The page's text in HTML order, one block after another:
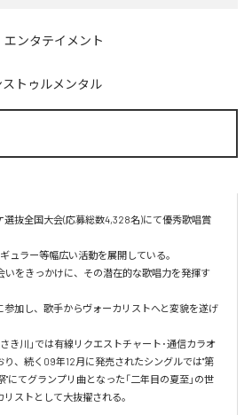
ンタテイメント
ストゥルメンタル
選抜全国大会(応募総数4,328名)にて優秀歌唱賞
ュラー等幅広い活動を展開している。
いをきっかけに、その潜在的な歌唱力を発揮す
参加し、歌手からヴォーカリストへと変貌を遂げ
き川」では有線リクエストチャート･通信カラオ
、続く09年12月に発売されたシングルでは"第
にてグランプリ曲となった「二年目の夏至」の世
ストとして大抜擢される。